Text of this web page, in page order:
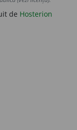
de Hosterion